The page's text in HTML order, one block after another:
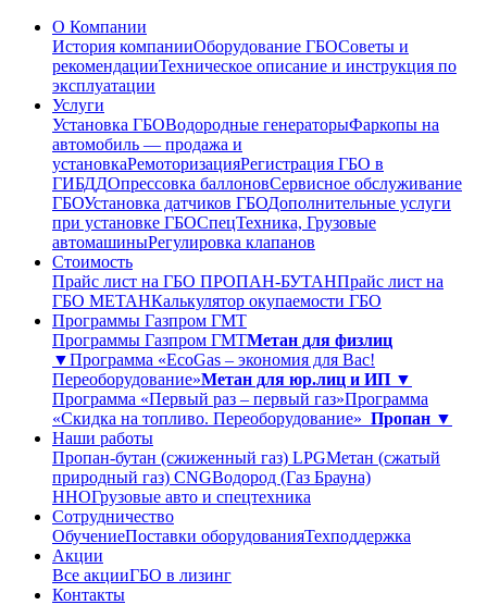
О Компании
История компанииОборудование ГБОСоветы и
рекомендацииТехническое описание и инструкция по
эксплуатации
Услуги
Установка ГБОВодородные генераторыФаркопы на
автомобиль — продажа и
установкаРемоторизацияРегистрация ГБО в
ГИБДДОпрессовка баллоновСервисное обслуживание
ГБОУстановка датчиков ГБОДополнительные услуги
при установке ГБОСпецТехника, Грузовые
автомашиныРегулировка клапанов
Стоимость
Прайс лист на ГБО ПРОПАН-БУТАНПрайс лист на
ГБО МЕТАНКалькулятор окупаемости ГБО
Программы Газпром ГМТ
Программы Газпром ГМТМетан для физлиц
▼Программа «EcoGas – экономия для Вас!
Переоборудование»Метан для юр.лиц и ИП ▼
Программа «Первый раз – первый газ»Программа
«Скидка на топливо. Переоборудование» Пропан ▼
Наши работы
Пропан-бутан (сжиженный газ) LPGМетан (сжатый
природный газ) CNGВодород (Газ Брауна)
ННОГрузовые авто и спецтехника
Сотрудничество
ОбучениеПоставки оборудованияТехподдержка
Акции
Все акцииГБО в лизинг
Контакты